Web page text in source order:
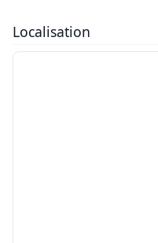
Localisation